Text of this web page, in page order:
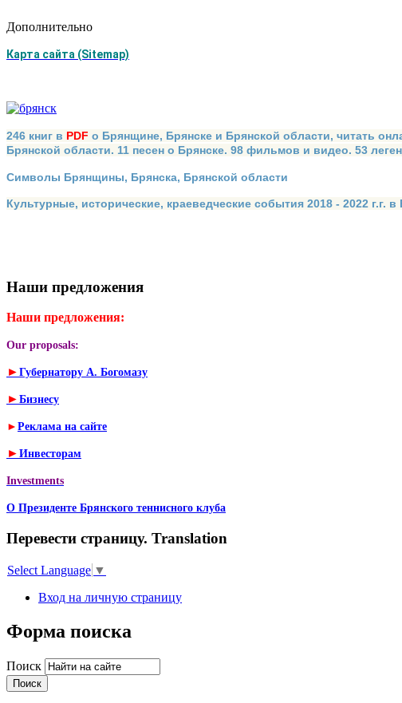
Дополнительно
Карта сайта (Sitemap)
246 книг в PDF о Брянщине, Брянске и Брянской области, читать
Брянской области. 11 песен о Брянске. 98 фильмов и видео. 53
Символы Брянщины, Брянска, Брянской области
Культурные, исторические, краеведческие события 2018 - 2022 г.г.
Наши предложения
Наши предложения:
Our proposals:
► Губернатору А. Богомазу
► Бизнесу
► Реклама на сайте
► Инвесторам
Investments
О Президенте Брянского теннисного клуба
Перевести страницу. Translation
Select Language ▼
Вход на личную страницу
Форма поиска
Поиск